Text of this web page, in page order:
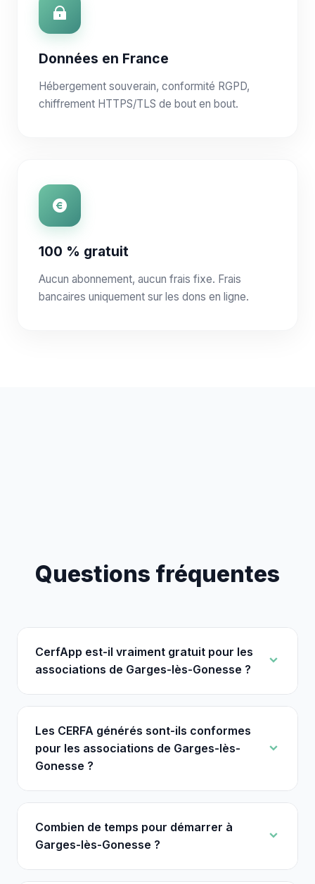
Données en France
Hébergement souverain, conformité RGPD,
chiffrement HTTPS/TLS de bout en bout.
100 % gratuit
Aucun abonnement, aucun frais fixe. Frais
bancaires uniquement sur les dons en ligne.
Questions fréquentes
CerfApp est-il vraiment gratuit pour les
associations de Garges-lès-Gonesse ?
Les CERFA générés sont-ils conformes
pour les associations de Garges-lès-
Gonesse ?
Combien de temps pour démarrer à
Garges-lès-Gonesse ?